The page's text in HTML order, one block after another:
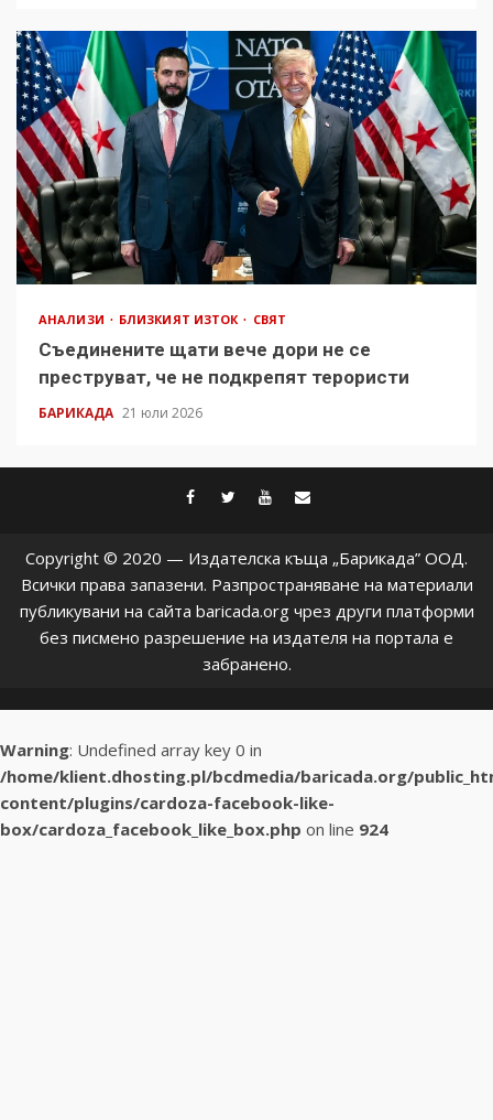
АНАЛИЗИ БЛИЗКИЯТ ИЗТОК СВЯТ
Съединените щати вече дори не се
преструват, че не подкрепят терористи
БАРИКАДА 21 юли 2026
facebook
twitter
youtube
Copyright © 2020 — Издателска къща „Барикада” ООД.
Всички права запазени. Разпространяване на материали
публикувани на сайта baricada.org чрез други платформи
без писмено разрешение на издателя на портала е
забранено.
Warning: Undefined array key 0 in
/home/klient.dhosting.pl/bcdmedia/baricada.org/
content/plugins/cardoza-facebook-like-
box/cardoza_facebook_like_box.php on line 924